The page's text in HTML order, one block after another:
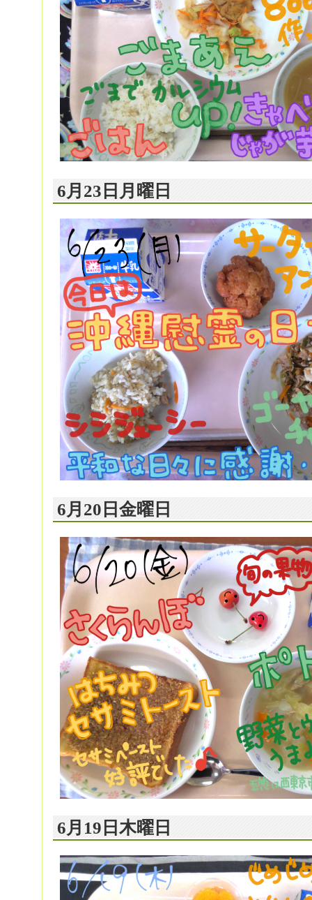
6月23日月曜日
6月20日金曜日
6月19日木曜日